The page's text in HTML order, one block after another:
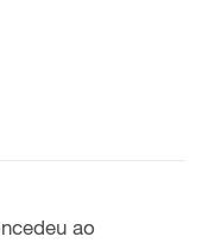
ao